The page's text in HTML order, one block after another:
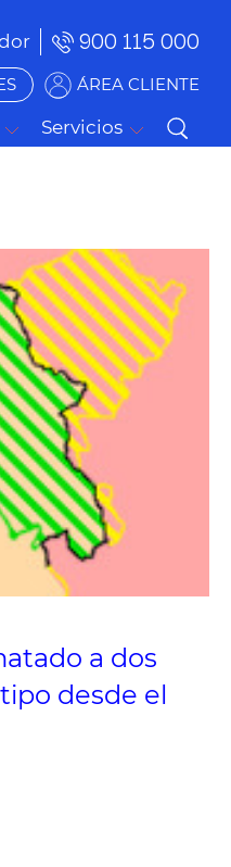
900 115 000
ÁREA CLIENTE
Servicios
a dos
desde el